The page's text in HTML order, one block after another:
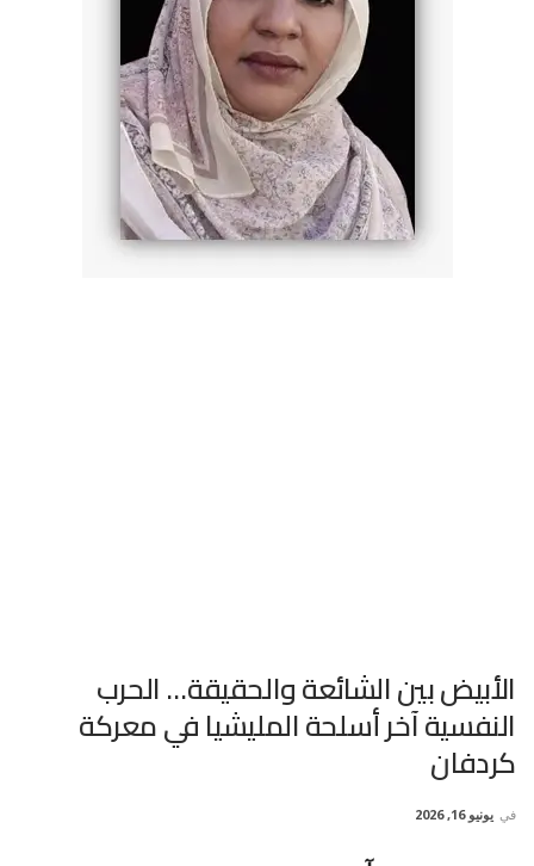
الأبيض بين الشائعة والحقيقة… الحرب
النفسية آخر أسلحة المليشيا في معركة
كردفان
في يونيو 16, 2026